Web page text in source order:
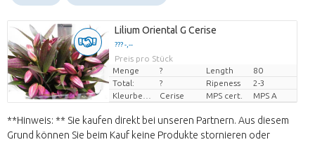
Lilium Oriental G Cerise
??? -,--
Preis pro Stück
Menge
? Length
80
Total:
? Ripeness
2-3
Cerise MPS cert. MPS A
**Hinweis: ** Sie kaufen direkt bei unseren Partnern. Aus diesem
Grund können Sie beim Kauf keine Produkte stornieren oder